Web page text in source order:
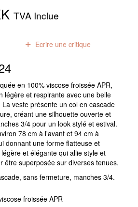
TVA Inclue
Ecrire une critique
en 100% viscose froissée APR,
légère et respirante avec une belle
veste présente un col en cascade
créant une silhouette ouverte et
3/4 pour un look stylé et estival.
78 cm à l'avant et 94 cm à
donnant une forme flatteuse et
et élégante qui allie style et
être superposée sur diverses tenues.
sans fermeture, manches 3/4.
froissée APR